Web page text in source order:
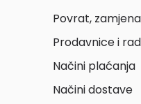
Povrat,
Prodavnice i
Načini plaćanja
Načini dostave